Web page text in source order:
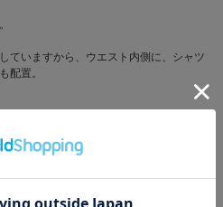
ていますから、ウエスト内側に、シャツ
配置。